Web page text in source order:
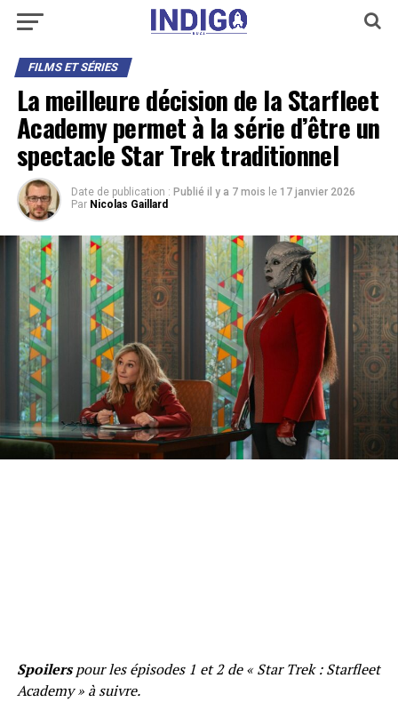
FILMS ET SÉRIES
La meilleure décision de la Starfleet
Academy permet à la série d’être un
spectacle Star Trek traditionnel
Date de publication : Publié il y a 7 mois le 17 janvier 2026
Par Nicolas Gaillard
Spoilerspour les épisodes 1 et 2 de « Star Trek : Starfleet
Academy » à suivre.